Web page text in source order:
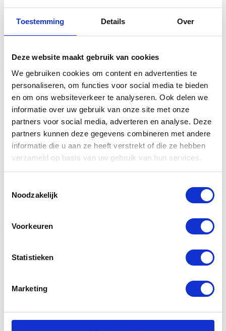
Toestemming Details Over
Deze website maakt gebruik van cookies
We gebruiken cookies om content en advertenties te
personaliseren, om functies voor social media te bieden
en om ons websiteverkeer te analyseren. Ook delen we
informatie over uw gebruik van onze site met onze
partners voor social media, adverteren en analyse. Deze
partners kunnen deze gegevens combineren met andere
informatie die u aan ze heeft verstrekt of die ze hebben
verzameld op basis van uw gebruik van hun services.
Noodzakelijk
Voorkeuren
Statistieken
Marketing
producten
Yamaha Soft
Tanktas ring